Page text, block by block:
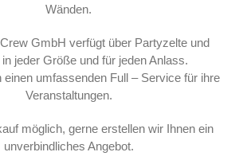
Wänden.
GmbH verfügt über Partyzelte und
jeder Größe und für jeden Anlass.
einen umfassenden Full – Service für ihre
Veranstaltungen.
möglich, gerne erstellen wir Ihnen ein
unverbindliches Angebot.